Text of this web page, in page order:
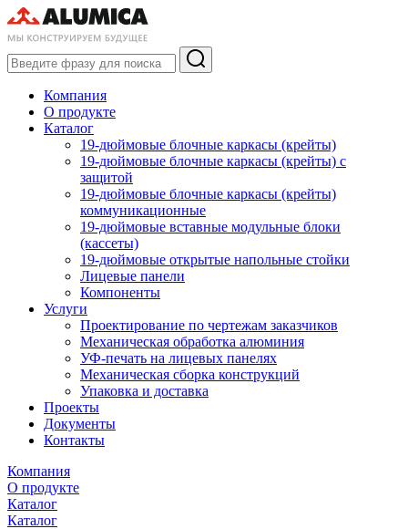
Компания
О продукте
Каталог
19-дюймовые блочные каркасы (крейты)
19-дюймовые блочные каркасы (крейты) с
защитой
19-дюймовые блочные каркасы (крейты)
коммуникационные
19-дюймовые вставные модульные блоки
(кассеты)
19-дюймовые открытые напольные стойки
Лицевые панели
Компоненты
Услуги
Проектирование по чертежам заказчиков
Механическая обработка алюминия
УФ-печать на лицевых панелях
Механическая сборка конструкций
Упаковка и доставка
Проекты
Документы
Контакты
Компания
О продукте
Каталог
Каталог